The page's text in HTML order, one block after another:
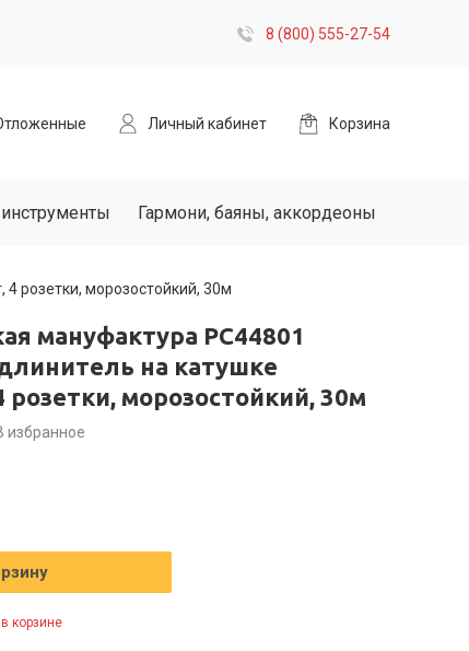
8 (800) 555-27-54
Личный кабинет Корзина
Гармони, баяны, аккордеоны
розетки, морозостойкий, 30м
мануфактура PC44801
на катушке
розетки, морозостойкий, 30м
избранное
корзине